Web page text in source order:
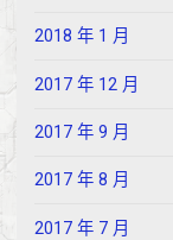
2018 年 1 月
2017 年 12 月
2017 年 9 月
2017 年 8 月
2017 年 7 月